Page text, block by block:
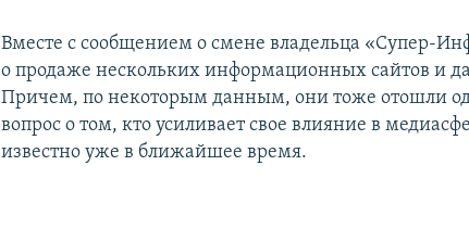
Вместе с сообщением о смене владельца «Супер-
о продаже нескольких информационных сайтов и
Причем, по некоторым данным, они тоже отошли
вопрос о том, кто усиливает свое влияние в
известно уже в ближайшее время.